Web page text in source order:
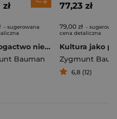
- sugerowana
Czy bogactwo niewielu służy nam wszystkim?
Bauman
77,23 zł
79,00 zł -
cena detaliczna
Kultura jako
Zygmunt
6,8 (12)